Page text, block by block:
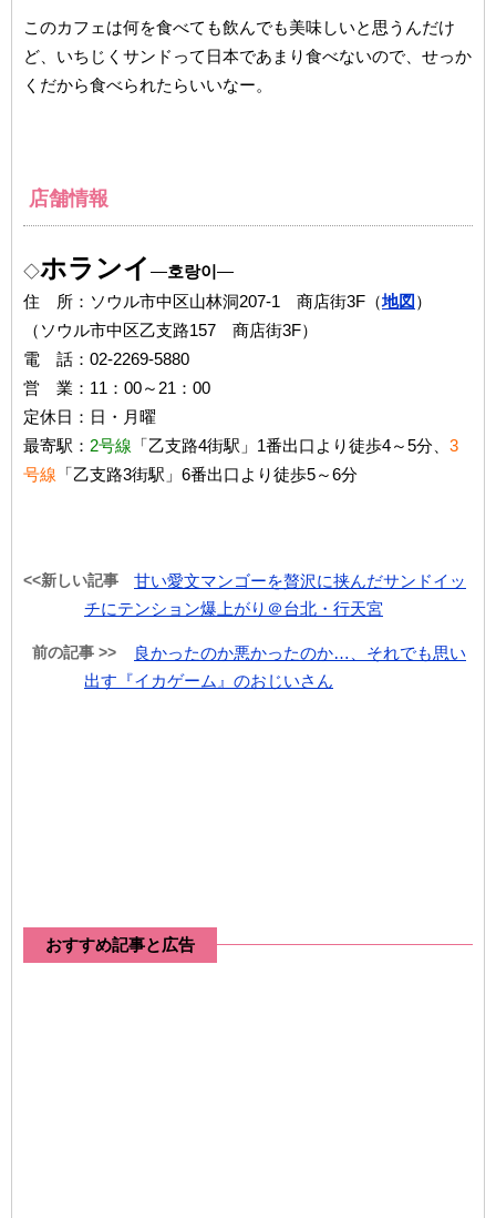
このカフェは何を食べても飲んでも美味しいと思うんだけ
ど、いちじくサンドって日本であまり食べないので、せっか
くだから食べられたらいいなー。
店舗情報
◇ホランイ ―호랑이―
住 所：ソウル市中区山林洞207-1 商店街3F（地図 ）
（ソウル市中区乙支路157 商店街3F）
電 話：02-2269-5880
営 業：11：00～21：00
定休日：日・月曜
最寄駅： 2号線 「乙支路4街駅」1番出口より徒歩4～5分、 3
号線 「乙支路3街駅」6番出口より徒歩5～6分
<<新しい記事
甘い愛文マンゴーを贅沢に挟んだサンドイッ
チにテンション爆上がり＠台北・行天宮
前の記事 >>
良かったのか悪かったのか…、それでも思い
出す『イカゲーム』のおじいさん
おすすめ記事と広告